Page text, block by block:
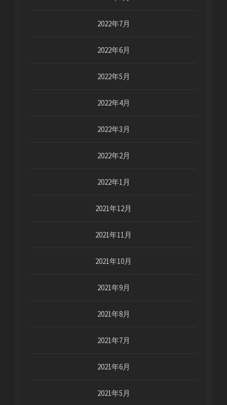
2022年7月
2022年6月
2022年5月
2022年4月
2022年3月
2022年2月
2022年1月
2021年12月
2021年11月
2021年10月
2021年9月
2021年8月
2021年7月
2021年6月
2021年5月